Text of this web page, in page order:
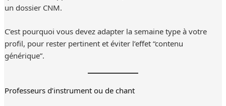
un dossier CNM.
C’est pourquoi vous devez adapter la semaine type à votre
profil, pour rester pertinent et éviter l’effet “contenu
générique”.
Professeurs d’instrument ou de chant